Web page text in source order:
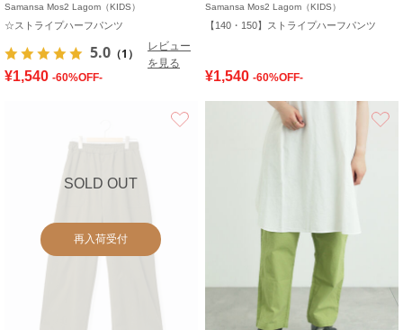
Samansa Mos2 Lagom（KIDS）
☆ストライプハーフパンツ
5.0 （1）
レビュー
を見る
¥1,540 -60%OFF-
Samansa Mos2 Lagom（KIDS）
【140・150】ストライプハーフパンツ
¥1,540 -60%OFF-
SOLD OUT
再入荷受付